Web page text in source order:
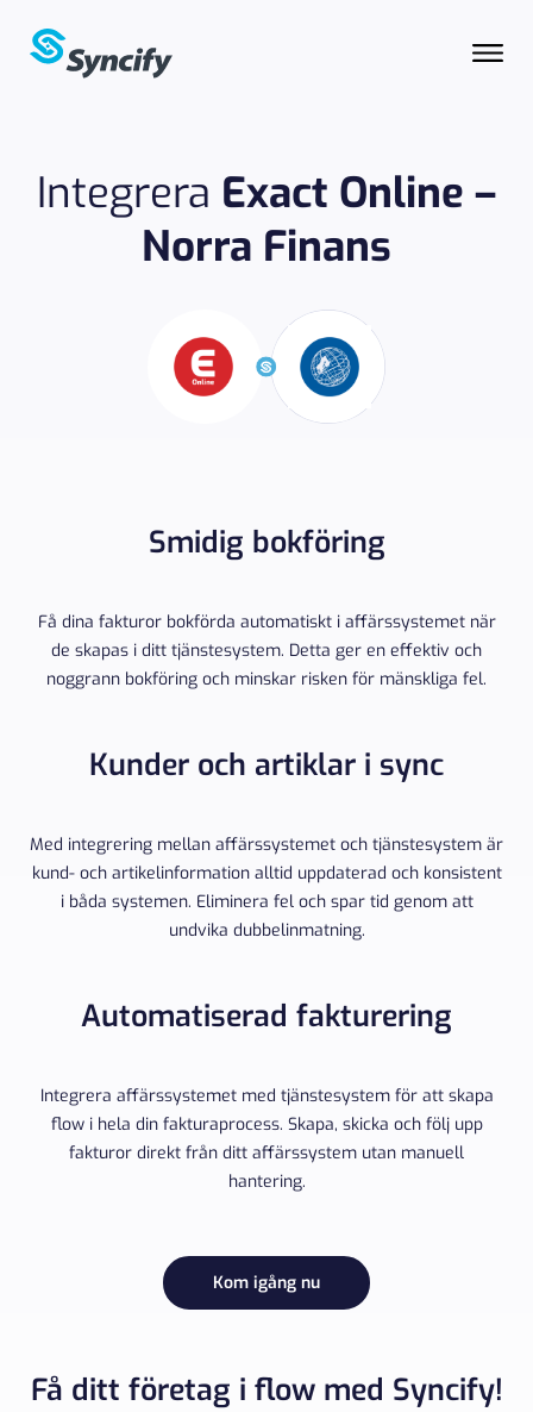
Integrera Exact Online –
Norra Finans
Smidig bokföring
Få dina fakturor bokförda automatiskt i affärssystemet när
de skapas i ditt tjänstesystem. Detta ger en effektiv och
noggrann bokföring och minskar risken för mänskliga fel.
Kunder och artiklar i sync
Med integrering mellan affärssystemet och tjänstesystem är
kund- och artikelinformation alltid uppdaterad och konsistent
i båda systemen. Eliminera fel och spar tid genom att
undvika dubbelinmatning.
Automatiserad fakturering
Integrera affärssystemet med tjänstesystem för att skapa
flow i hela din fakturaprocess. Skapa, skicka och följ upp
fakturor direkt från ditt affärssystem utan manuell
hantering.
Kom igång nu
Få ditt företag i flow med Syncify!